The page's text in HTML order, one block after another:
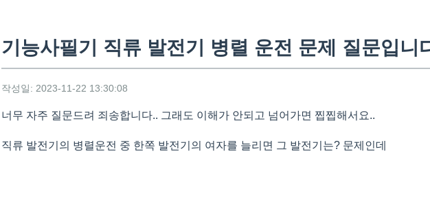
기능사필기 직류 발전기 병렬 운전 문제 질문입니
작성일: 2023-11-22 13:30:08
너무 자주 질문드려 죄송합니다.. 그래도 이해가 안되고 넘어가면 찝찝해서요..
직류 발전기의 병렬운전 중 한쪽 발전기의 여자를 늘리면 그 발전기는? 문제인데